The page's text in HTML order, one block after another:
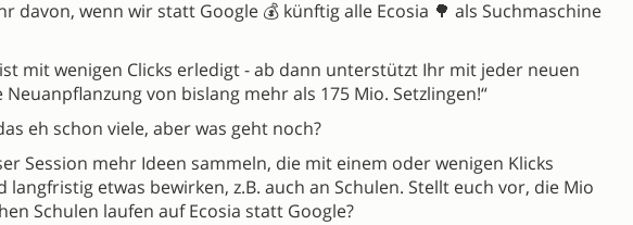
davon, wenn wir statt Google 💰 künftig alle Ecosia 🌳 als Suchmaschine
mit wenigen Clicks erledigt - ab dann unterstützt Ihr mit jeder neuen
Neuanpflanzung von bislang mehr als 175 Mio. Setzlingen!“
eh schon viele, aber was geht noch?
Session mehr Ideen sammeln, die mit einem oder wenigen Klicks
langfristig etwas bewirken, z.B. auch an Schulen. Stellt euch vor, die Mio
Schulen laufen auf Ecosia statt Google?